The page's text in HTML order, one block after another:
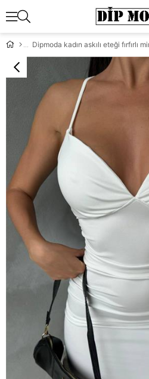
Dipmoda kadın askılı eteği fırfırlı